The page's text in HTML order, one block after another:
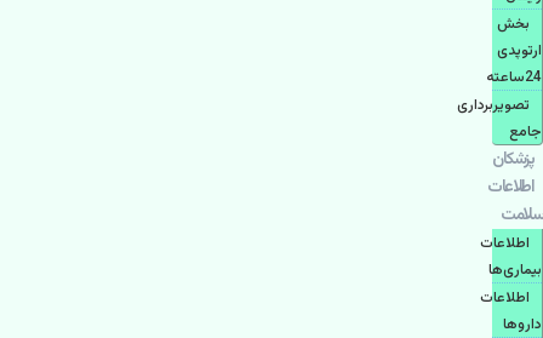
بخش
ارتوپدی
24ساعته
تصویربرداری
جامع
پزشكان
اطلاعات
سلامت
اطلاعات
بیماری‌ها
اطلاعات
دارو‌ها